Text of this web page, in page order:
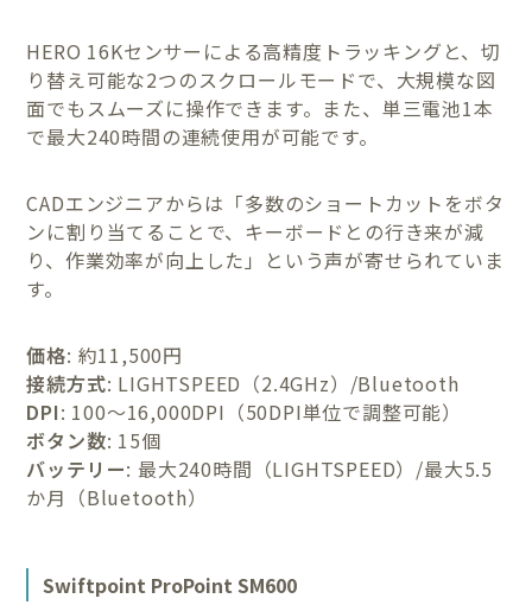
HERO 16Kセンサーによる高精度トラッキングと、切
り替え可能な2つのスクロールモードで、大規模な図
面でもスムーズに操作できます。また、単三電池1本
で最大240時間の連続使用が可能です。
CADエンジニアからは「多数のショートカットをボタ
ンに割り当てることで、キーボードとの行き来が減
り、作業効率が向上した」という声が寄せられていま
す。
価格: 約11,500円
接続方式: LIGHTSPEED（2.4GHz）/Bluetooth
DPI: 100〜16,000DPI（50DPI単位で調整可能）
ボタン数: 15個
バッテリー: 最大240時間（LIGHTSPEED）/最大5.5
か月（Bluetooth）
Swiftpoint ProPoint SM600